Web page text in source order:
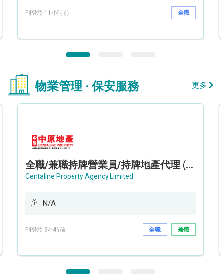
刊登於 11小時前 全職
物業管理 · 保安服務 更多
全職/兼職持牌營業員/持牌地產代理 (長沙灣/將軍澳/油塘)
Centaline Property Agency Limited
N/A
刊登於 9小時前 全職 兼職